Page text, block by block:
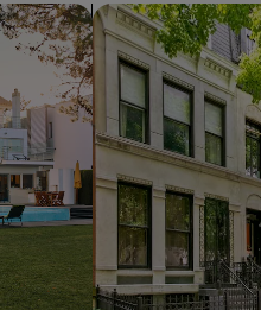
Søg efter